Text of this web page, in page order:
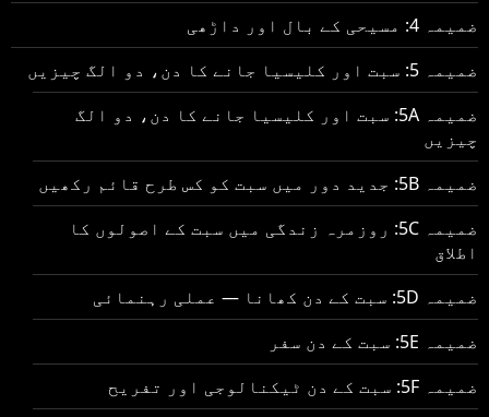
ضمیمہ 4: مسیحی کے بال اور داڑھی
ضمیمہ 5: سبت اور کلیسیا جانے کا دن، دو الگ چیزیں
ضمیمہ 5A: سبت اور کلیسیا جانے کا دن، دو الگ
چیزیں
ضمیمہ 5B: جدید دور میں سبت کو کس طرح قائم رکھیں
ضمیمہ 5C: روزمرہ زندگی میں سبت کے اصولوں کا
اطلاق
ضمیمہ 5D: سبت کے دن کھانا — عملی رہنمائی
ضمیمہ 5E: سبت کے دن سفر
ضمیمہ 5F: سبت کے دن ٹیکنالوجی اور تفریح